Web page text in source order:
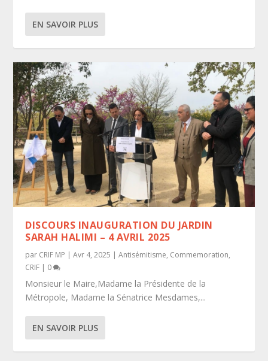
EN SAVOIR PLUS
DISCOURS INAUGURATION DU JARDIN
SARAH HALIMI – 4 AVRIL 2025
par CRIF MP |Avr 4, 2025 |Antisémitisme, Commemoration,
CRIF | 0
Monsieur le Maire,Madame la Présidente de la
Métropole, Madame la Sénatrice Mesdames,...
EN SAVOIR PLUS